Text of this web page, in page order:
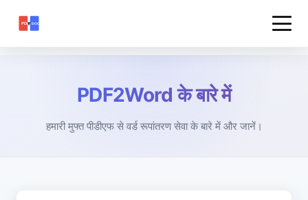
PDF2Word के बारे में
हमारी मुफ्त पीडीएफ से वर्ड रूपांतरण सेवा के बारे में और जानें।